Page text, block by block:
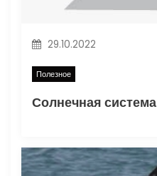
29.10.2022
Полезное
Солнечная система